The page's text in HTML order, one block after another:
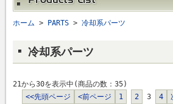
ホーム > PARTS> 冷却系パーツ
冷却系パーツ
21から30を表示中(商品の数：35)
<<先頭ページ
<前ページ 1 2 3 4